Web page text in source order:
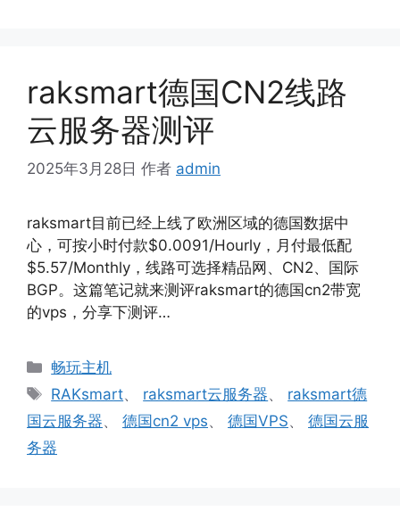
raksmart德国CN2线路
云服务器测评
2025年3月28日 作者 admin
raksmart目前已经上线了欧洲区域的德国数据中
心，可按小时付款$0.0091/Hourly，月付最低配
$5.57/Monthly，线路可选择精品网、CN2、国际
BGP。这篇笔记就来测评raksmart的德国cn2带宽
的vps，分享下测评…
分
类
畅玩主机
标
签
RAKsmart、 raksmart云服务器、 raksmart德
国云服务器、 德国cn2 vps、 德国VPS、 德国云服
务器